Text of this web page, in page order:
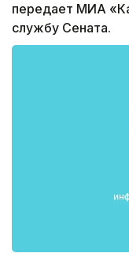
передает МИА
службу Сената.